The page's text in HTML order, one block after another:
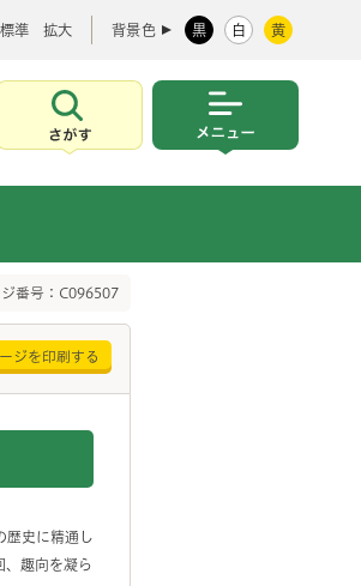
標準 拡大 背景色 黒 白 黄
さがす
番号：C096507
ジを印刷する
歴史に精通し
、趣向を凝ら